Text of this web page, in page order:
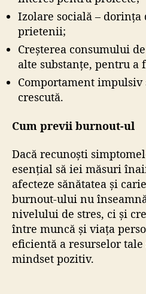
Izolare socială – dorința
prietenii;
Creșterea consumului
alte substanțe, pentru a
Comportament
crescută.
Cum previi burnout-ul
Dacă recunoști
esențial să iei măsuri
afecteze sănătatea și
burnout-ului nu
nivelului de stres, ci și
între muncă și viața
eficientă a resurselor
mindset pozitiv.